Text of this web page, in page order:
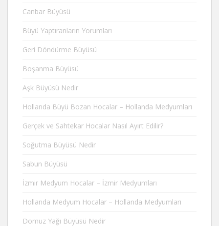
Canbar Büyüsü
Büyü Yaptıranların Yorumları
Geri Döndürme Büyüsü
Boşanma Büyüsü
Aşk Büyüsü Nedir
Hollanda Büyü Bozan Hocalar – Hollanda Medyumları
Gerçek ve Sahtekar Hocalar Nasıl Ayırt Edilir?
Soğutma Büyüsü Nedir
Sabun Büyüsü
İzmir Medyum Hocalar – İzmir Medyumları
Hollanda Medyum Hocalar – Hollanda Medyumları
Domuz Yağı Büyüsü Nedir